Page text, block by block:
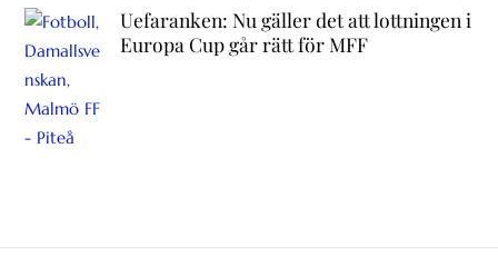
Uefaranken: Nu gäller det att lottningen i
Europa Cup går rätt för MFF